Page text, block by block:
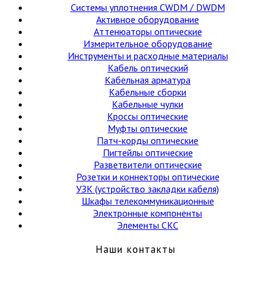
Cистемы уплотнения CWDM / DWDM
Активное оборудование
Аттенюаторы оптические
Измерительное оборудование
Инструменты и расходные материалы
Кабель оптический
Кабельная арматура
Кабельные сборки
Кабельные чулки
Кроссы оптические
Муфты оптические
Патч-корды оптические
Пигтейлы оптические
Разветвители оптические
Розетки и коннекторы оптические
УЗК (устройство закладки кабеля)
Шкафы телекоммуникационные
Электронные компоненты
Элементы СКС
Наши контакты